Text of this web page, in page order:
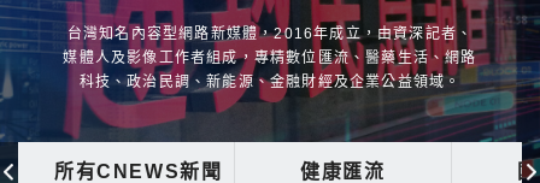
台灣知名內容型網路新媒體，2016年成立，由資深記者、
媒體人及影像工作者組成，專精數位匯流、醫藥生活、網路
科技、政治民調、新能源、金融財經及企業公益領域。
所有CNEWS新聞 健康匯流